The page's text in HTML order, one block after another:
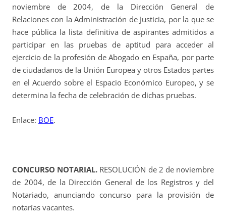
noviembre de 2004, de la Dirección General de
Relaciones con la Administración de Justicia, por la que se
hace pública la lista definitiva de aspirantes admitidos a
participar en las pruebas de aptitud para acceder al
ejercicio de la profesión de Abogado en España, por parte
de ciudadanos de la Unión Europea y otros Estados partes
en el Acuerdo sobre el Espacio Económico Europeo, y se
determina la fecha de celebración de dichas pruebas.
Enlace: BOE.
CONCURSO NOTARIAL. RESOLUCIÓN de 2 de noviembre
de 2004, de la Dirección General de los Registros y del
Notariado, anunciando concurso para la provisión de
notarías vacantes.